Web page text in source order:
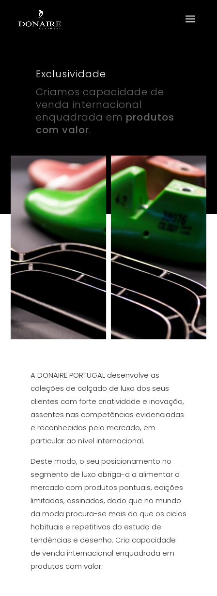
Exclusividade
Criamos capacidade de
venda internacional
enquadrada em produtos
com valor.
A DONAIRE PORTUGAL desenvolve as
coleções de calçado de luxo dos seus
clientes com forte criatividade e inovação,
assentes nas competências evidenciadas
e reconhecidas pelo mercado, em
particular ao nível internacional.
Deste modo, o seu posicionamento no
segmento de luxo obriga-a a alimentar o
mercado com produtos pontuais, edições
limitadas, assinadas, dado que no mundo
da moda procura-se mais do que os ciclos
habituais e repetitivos do estudo de
tendências e desenho. Cria capacidade
de venda internacional enquadrada em
produtos com valor.